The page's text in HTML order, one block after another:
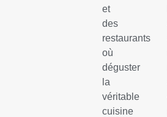
et
des
restaurants
où
déguster
la
véritable
cuisine